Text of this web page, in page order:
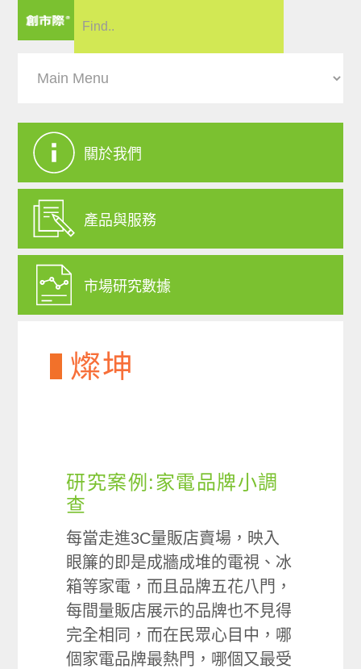
關於我們
產品與服務
市場研究數據
燦坤
研究案例:家電品牌小調
查
每當走進3C量販店賣場，映入
眼簾的即是成牆成堆的電視、冰
箱等家電，而且品牌五花八門，
每間量販店展示的品牌也不見得
完全相同，而在民眾心目中，哪
個家電品牌最熱門，哪個又最受